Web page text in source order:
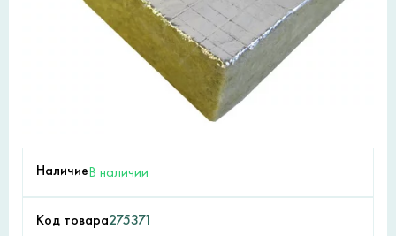
НаличиеВ наличии
Код товара275371